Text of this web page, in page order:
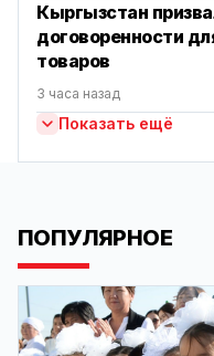
Кыргызстан
договоренности
товаров
3 часа назад
Показать ещё
ПОПУЛЯРНОЕ